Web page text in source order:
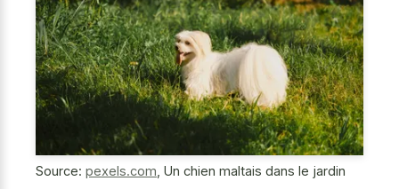
Source: pexels.com Un chien maltais dans le jardin